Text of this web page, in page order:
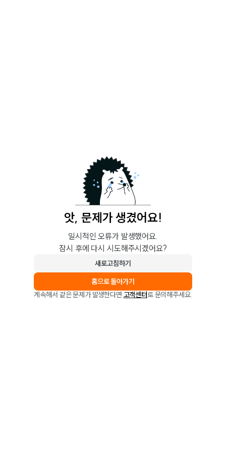
앗, 문제가 생겼어요!
일시적인 오류가 발생했어요.
잠시 후에 다시 시도해주시겠어요?
새로고침하기
홈으로 돌아가기
계속해서 같은 문제가 발생한다면 고객센터로 문의해주세요.